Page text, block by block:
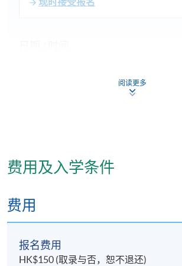
阅读更多
费用及入学条件
费用
报名费用
HK$150 (取录与否，恕不退还)